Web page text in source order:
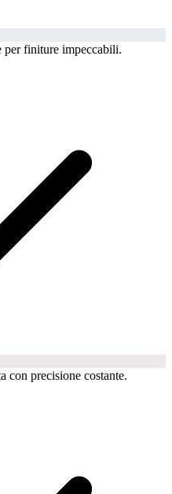
per finiture impeccabili.
con precisione costante.